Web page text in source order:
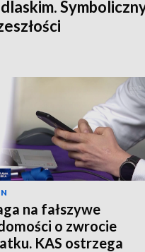
na fałszywe
o zwrocie
KAS ostrzega